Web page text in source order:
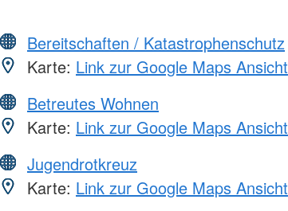
Bereitschaften / Katastrophenschutz
Karte: Link zur Google Maps Ansicht
Betreutes Wohnen
Karte: Link zur Google Maps Ansicht
Jugendrotkreuz
Karte: Link zur Google Maps Ansicht